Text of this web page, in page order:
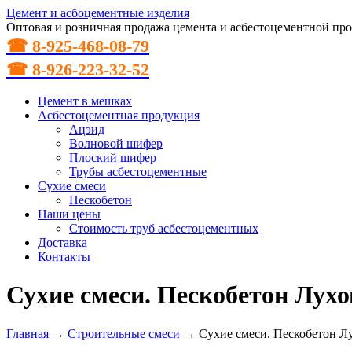
Цемент и асбоцементные изделия
Оптовая и розничная продажа цемента и асбестоцементной
☎ 8-925-468-08-79
☎ 8-926-223-32-52
Цемент в мешках
Асбестоцементная продукция
Ацэид
Волновой шифер
Плоский шифер
Трубы асбестоцементные
Сухие смеси
Пескобетон
Наши цены
Стоимость труб асбестоцементных
Доставка
Контакты
Сухие смеси. Пескобетон
Главная → Строительные смеси → Сухие смеси. Пескобетон